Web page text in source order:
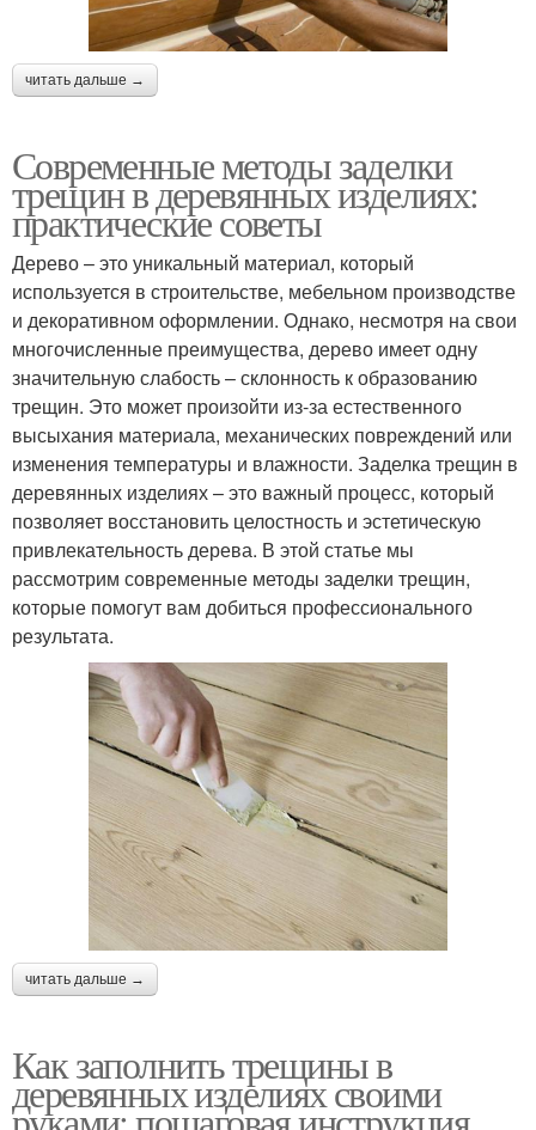
читать дальше →
Современные методы заделки
трещин в деревянных изделиях:
практические советы
Дерево – это уникальный материал, который
используется в строительстве, мебельном производстве
и декоративном оформлении. Однако, несмотря на свои
многочисленные преимущества, дерево имеет одну
значительную слабость – склонность к образованию
трещин. Это может произойти из-за естественного
высыхания материала, механических повреждений или
изменения температуры и влажности. Заделка трещин в
деревянных изделиях – это важный процесс, который
позволяет восстановить целостность и эстетическую
привлекательность дерева. В этой статье мы
рассмотрим современные методы заделки трещин,
которые помогут вам добиться профессионального
результата.
читать дальше →
Как заполнить трещины в
деревянных изделиях своими